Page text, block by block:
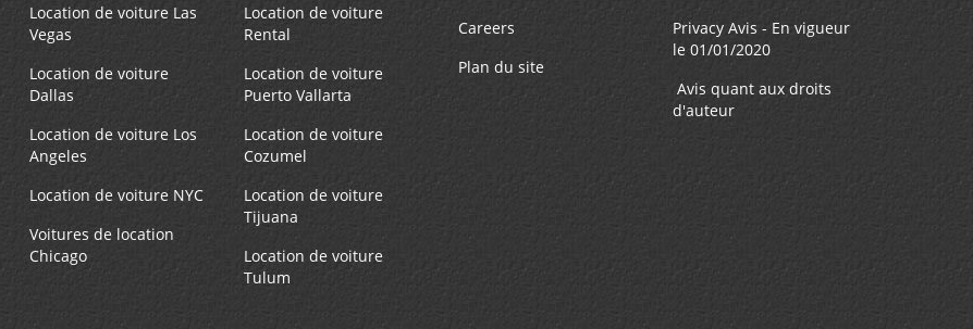
Location de voiture Las
Vegas
Location de voiture
Dallas
Location de voiture Los
Angeles
Location de voiture NYC
Voitures de location
Chicago
Location de voiture
Rental
Location de voiture
Puerto Vallarta
Location de voiture
Cozumel
Location de voiture
Tijuana
Location de voiture
Tulum
Careers
Plan du site
Privacy Avis - En vigueur
le 01/01/2020
Avis quant aux droits
d'auteur